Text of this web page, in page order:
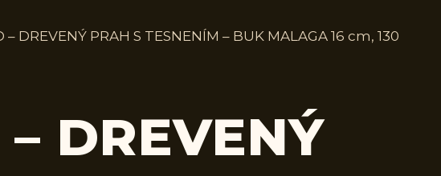
– DREVENÝ PRAH S TESNENÍM – BUK MALAGA 16 cm, 130
DREVENÝ